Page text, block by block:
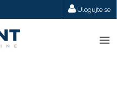
Ulogujte se